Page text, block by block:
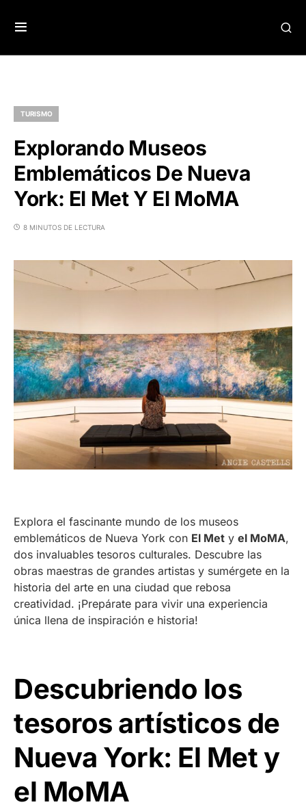
TURISMO
Explorando Museos
Emblemáticos De Nueva
York: El Met Y El MoMA
8 MINUTOS DE LECTURA
Explora el fascinante mundo de los museos
emblemáticos de Nueva York con El Met y el MoMA,
dos invaluables tesoros culturales. Descubre las
obras maestras de grandes artistas y sumérgete en la
historia del arte en una ciudad que rebosa
creatividad. ¡Prepárate para vivir una experiencia
única llena de inspiración e historia!
Descubriendo los
tesoros artísticos de
Nueva York: El Met y
el MoMA